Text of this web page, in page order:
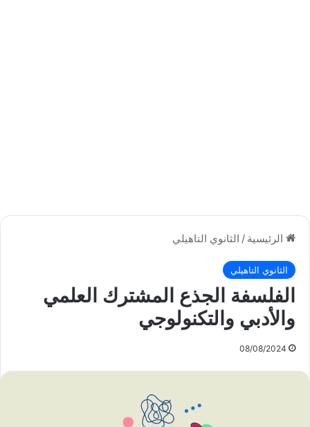
الرئيسية / الثانوي التاهيلي
الثانوي التاهيلي
الفلسفة الجذع المشترك العلمي
والأدبي والتكنولوجي
08/08/2024